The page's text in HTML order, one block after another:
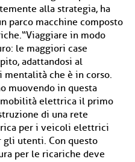
alla strategia, ha
parco macchine composto
in modo
le maggiori case
adattandosi al
mentalità che è in corso.
muovendo in questa
elettrica il primo
di una rete
per i veicoli elettrici
utenti. Con questo
per le ricariche deve